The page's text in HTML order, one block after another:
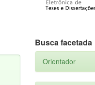
Busca facetada
Orientador